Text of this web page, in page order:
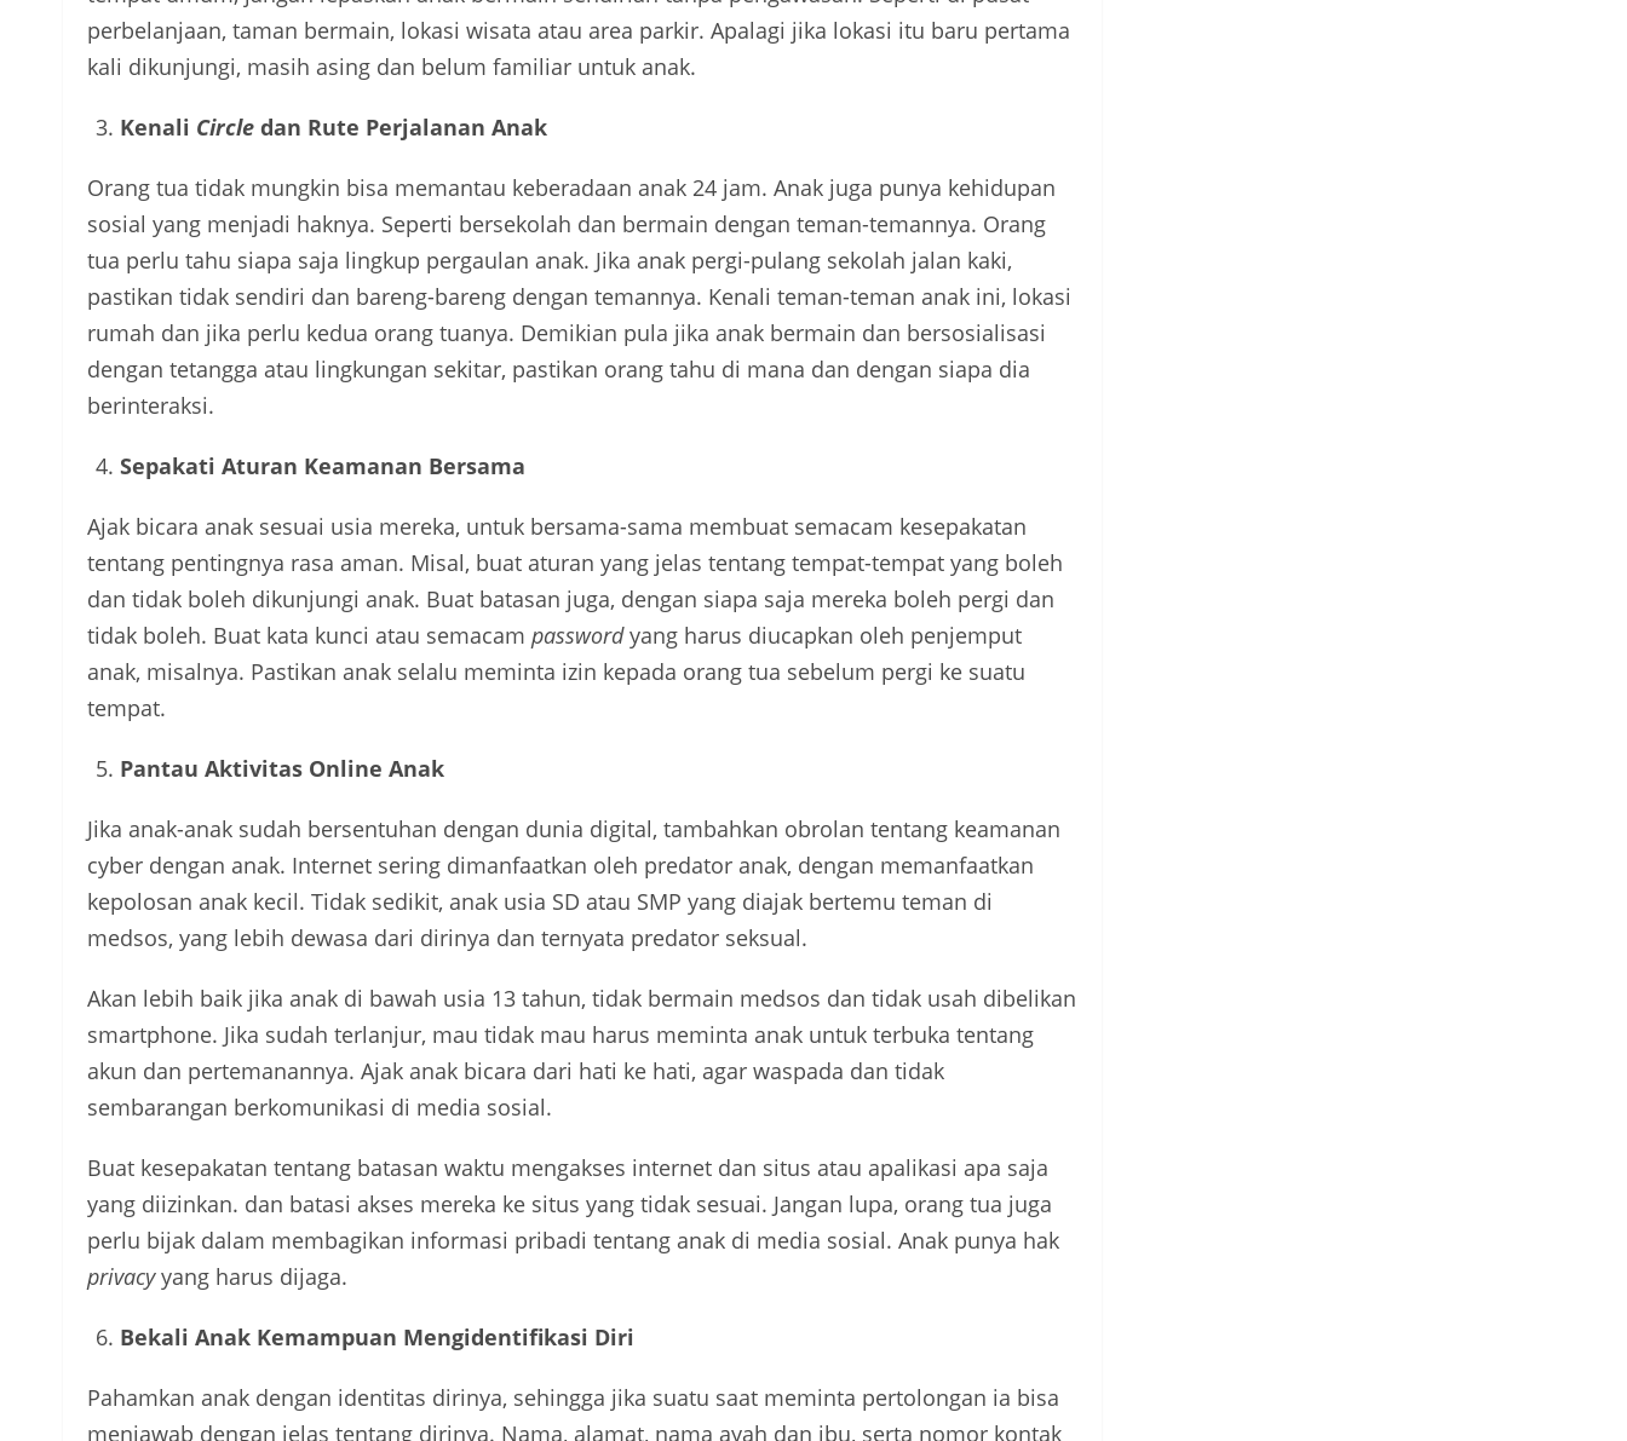
perbelanjaan, taman bermain, lokasi wisata atau area parkir. Apalagi jika lokasi itu baru pertama
kali dikunjungi, masih asing dan belum familiar untuk anak.
Kenali Circle dan Rute Perjalanan Anak
Orang tua tidak mungkin bisa memantau keberadaan anak 24 jam. Anak juga punya kehidupan
sosial yang menjadi haknya. Seperti bersekolah dan bermain dengan teman-temannya. Orang
tua perlu tahu siapa saja lingkup pergaulan anak. Jika anak pergi-pulang sekolah jalan kaki,
pastikan tidak sendiri dan bareng-bareng dengan temannya. Kenali teman-teman anak ini, lokasi
rumah dan jika perlu kedua orang tuanya. Demikian pula jika anak bermain dan bersosialisasi
dengan tetangga atau lingkungan sekitar, pastikan orang tahu di mana dan dengan siapa dia
berinteraksi.
Sepakati Aturan Keamanan Bersama
Ajak bicara anak sesuai usia mereka, untuk bersama-sama membuat semacam kesepakatan
tentang pentingnya rasa aman. Misal, buat aturan yang jelas tentang tempat-tempat yang boleh
dan tidak boleh dikunjungi anak. Buat batasan juga, dengan siapa saja mereka boleh pergi dan
tidak boleh. Buat kata kunci atau semacam passwordyang harus diucapkan oleh penjemput
anak, misalnya. Pastikan anak selalu meminta izin kepada orang tua sebelum pergi ke suatu
tempat.
Pantau Aktivitas Online Anak
Jika anak-anak sudah bersentuhan dengan dunia digital, tambahkan obrolan tentang keamanan
cyber dengan anak. Internet sering dimanfaatkan oleh predator anak, dengan memanfaatkan
kepolosan anak kecil. Tidak sedikit, anak usia SD atau SMP yang diajak bertemu teman di
medsos, yang lebih dewasa dari dirinya dan ternyata predator seksual.
Akan lebih baik jika anak di bawah usia 13 tahun, tidak bermain medsos dan tidak usah dibelikan
smartphone. Jika sudah terlanjur, mau tidak mau harus meminta anak untuk terbuka tentang
akun dan pertemanannya. Ajak anak bicara dari hati ke hati, agar waspada dan tidak
sembarangan berkomunikasi di media sosial.
Buat kesepakatan tentang batasan waktu mengakses internet dan situs atau apalikasi apa saja
yang diizinkan. dan batasi akses mereka ke situs yang tidak sesuai. Jangan lupa, orang tua juga
perlu bijak dalam membagikan informasi pribadi tentang anak di media sosial. Anak punya hak
privacyyang harus dijaga.
Bekali Anak Kemampuan Mengidentifikasi Diri
Pahamkan anak dengan identitas dirinya, sehingga jika suatu saat meminta pertolongan ia bisa
menjawab dengan jelas tentang dirinya. Nama, alamat, nama ayah dan ibu, serta nomor kontak